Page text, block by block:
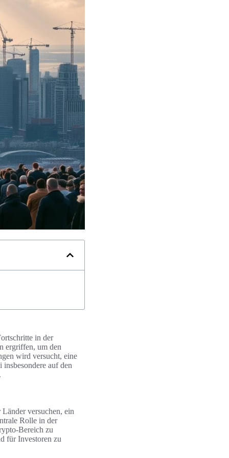
in der
ergriffen, um den
wird versucht, eine
auf den
versuchen, ein
Rolle in der
Bereich zu
für Investoren zu